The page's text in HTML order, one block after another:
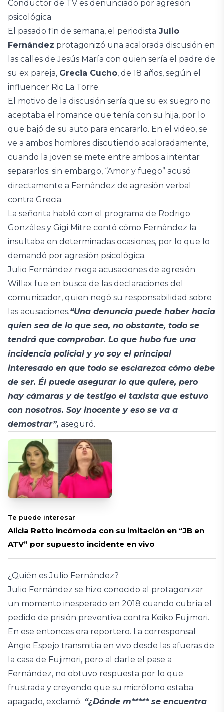
Conductor de TV es denunciado por agresión
psicológica
El pasado fin de semana, el periodista Julio
Fernández protagonizó una acalorada discusión en
las calles de Jesús María con quien sería el padre de
su ex pareja, Grecia Cucho, de 18 años, según el
influencer Ric La Torre.
El motivo de la discusión sería que su ex suegro no
aceptaba el romance que tenía con su hija, por lo
que bajó de su auto para encararlo. En el video, se
ve a ambos hombres discutiendo acaloradamente,
cuando la joven se mete entre ambos a intentar
separarlos; sin embargo, “Amor y fuego” acusó
directamente a Fernández de agresión verbal
contra Grecia.
La señorita habló con el programa de Rodrigo
Gonzáles y Gigi Mitre contó cómo Fernández la
insultaba en determinadas ocasiones, por lo que lo
demandó por agresión psicológica.
Julio Fernández niega acusaciones de agresión
Willax fue en busca de las declaraciones del
comunicador, quien negó su responsabilidad sobre
las acusaciones.“Una denuncia puede haber hacia
quien sea de lo que sea, no obstante, todo se
tendrá que comprobar. Lo que hubo fue una
incidencia policial y yo soy el principal
interesado en que todo se esclarezca cómo debe
de ser. Él puede asegurar lo que quiere, pero
hay cámaras y de testigo el taxista que estuvo
con nosotros. Soy inocente y eso se va a
demostrar”, aseguró.
Te puede interesar
Alicia Retto incómoda con su imitación en “JB en
ATV” por supuesto incidente en vivo
¿Quién es Julio Fernández?
Julio Fernández se hizo conocido al protagonizar
un momento inesperado en 2018 cuando cubría el
pedido de prisión preventiva contra Keiko Fujimori.
En ese entonces era reportero. La corresponsal
Angie Espejo transmitía en vivo desde las afueras de
la casa de Fujimori, pero al darle el pase a
Fernández, no obtuvo respuesta por lo que
frustrada y creyendo que su micrófono estaba
apagado, exclamó: “¿Dónde m***** se encuentra